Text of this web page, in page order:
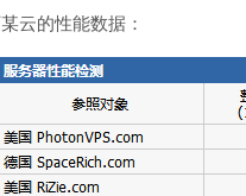
云的性能数据：